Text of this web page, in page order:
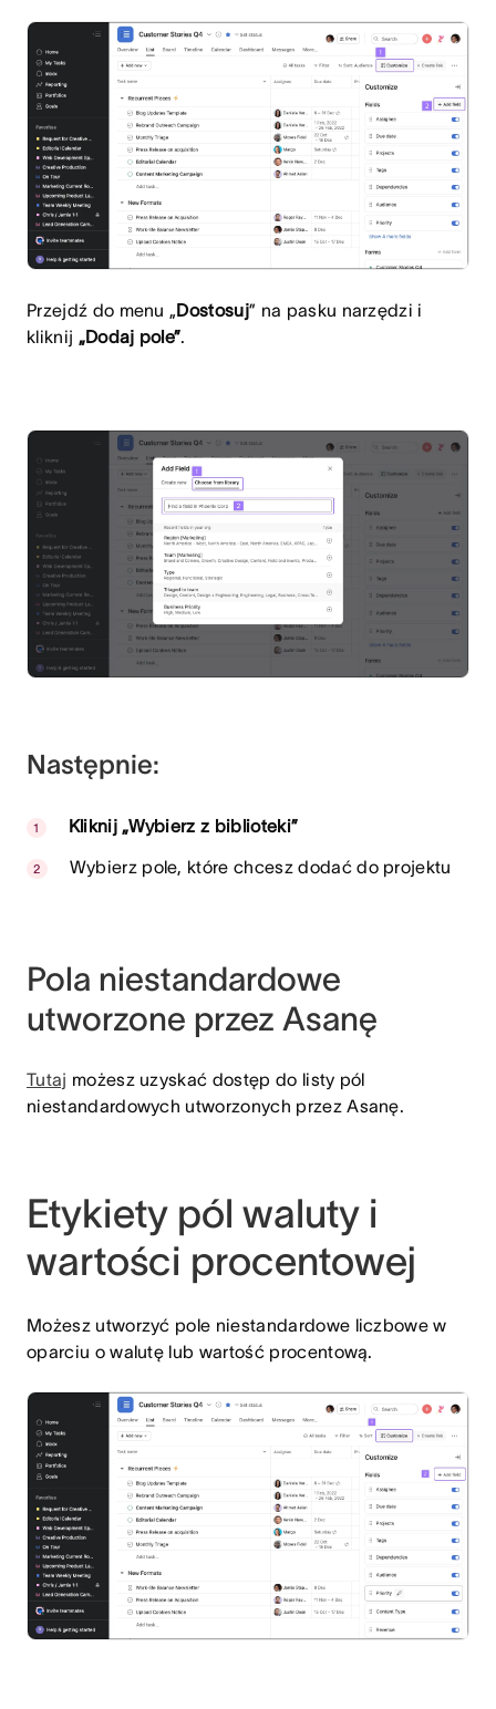
Przejdź do menu „Dostosuj” na pasku narzędzi i
kliknij „Dodaj pole”.
Następnie:
Kliknij „Wybierz z biblioteki”
Wybierz pole, które chcesz dodać do projektu
Pola niestandardowe
utworzone przez Asanę
Tutaj możesz uzyskać dostęp do listy pól
niestandardowych utworzonych przez Asanę.
Etykiety pól waluty i
wartości procentowej
Możesz utworzyć pole niestandardowe liczbowe w
oparciu o walutę lub wartość procentową.